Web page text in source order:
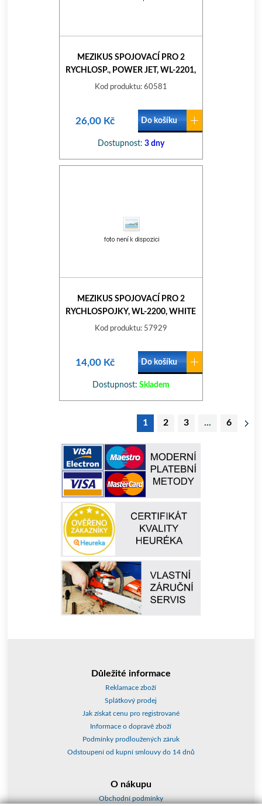
MEZIKUS SPOJOVACÍ PRO 2
RYCHLOSP., POWER JET, WL-2201,
WHITE LINE
Kod produktu: 60581
26,00 Kč Do košíku
Dostupnost: 3 dny
MEZIKUS SPOJOVACÍ PRO 2
RYCHLOSPOJKY, WL-2200, WHITE
LINE
Kod produktu: 57929
14,00 Kč Do košíku
Dostupnost: Skladem
1 2 3 ... 6
Důležité informace
Reklamace zboží
Splátkový prodej
Jak získat cenu pro registrované
Informace o dopravě zboží
Podmínky prodloužených záruk
Odstoupení od kupní smlouvy do 14 dnů
O nákupu
Obchodní podmínky